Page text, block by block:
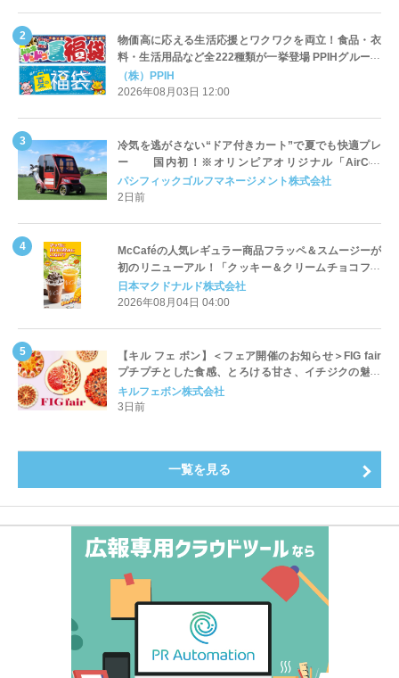
物価高に応える生活応援とワクワクを両立！食品・衣
料・生活用品など全222種類が一挙登場 PPIHグループ
「夏福袋」＆セール 8月6日(木)より順次スタート
（株）PPIH
2026年08月03日 12:00
冷気を逃がさない“ドア付きカート”で夏でも快適プレ
ー 国内初！※オリンピアオリジナル「AirCon
Cart（エアコンカート）」導入 | ＰＧＭ
パシフィックゴルフマネージメント株式会社
2日前
McCaféの人気レギュラー商品フラッペ＆スムージーが
初のリニューアル！「クッキー＆クリームチョコフラ
ッペ」「マンゴースムージー」8月5日（水）から販売
開始
日本マクドナルド株式会社
2026年08月04日 04:00
【キル フェ ボン】＜フェア開催のお知らせ＞FIG fair
プチプチとした食感、とろける甘さ、イチジクの魅力
をたっぷりと。新作を含め、イチジク尽くしの全4種が
登場8月20日（木）スタート
キルフェボン株式会社
3日前
一覧を見る